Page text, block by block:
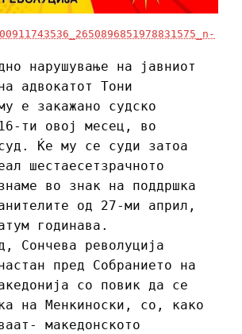
нарушување на јавниот
адвокатот Тони
е закажано судско
ти овој месец, во
Ќе му се суди затоа
шестаесетзрачното
во знак на поддршка
од 27-ми април,
годинава.
Сончева револуција
пред Собранието на
со повик да се
на Менкиноски, со, како
македонското